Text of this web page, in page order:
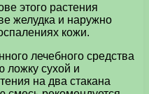
этого растения
желудка и наружно
кожи.
лечебного средства
ложку сухой и
на два стакана